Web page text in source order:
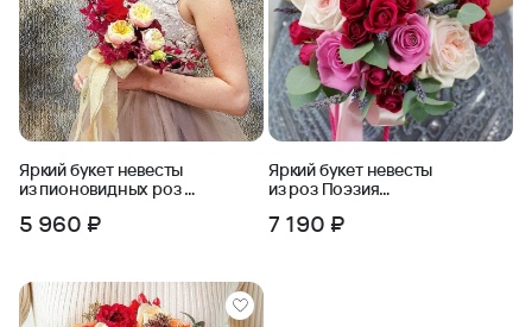
Яркий букет невесты
из пионовидных роз и
Вишня
5 960 ₽
Яркий букет невесты
из роз Поэзия
7 190 ₽